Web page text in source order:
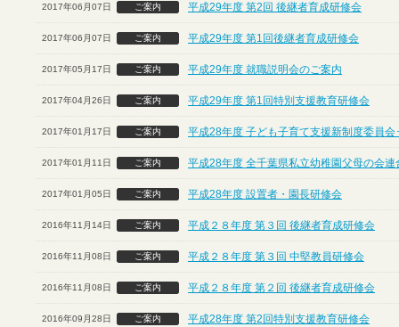
2017年06月07日 ご案内 平成29年度 第2回 後継者育成研修会
2017年06月07日 ご案内 平成29年度 第1回後継者育成研修会
2017年05月17日 ご案内 平成29年度 就職説明会のご案内
2017年04月26日 ご案内 平成29年度 第1回特別支援教育研修会
2017年01月17日 ご案内 平成28年度 子ども子育て支援新制度委員
2017年01月11日 ご案内 平成28年度 全千葉県私立幼稚園父母の会
2017年01月05日 ご案内 平成28年度 設置者・園長研修会
2016年11月14日 ご案内 平成２８年度 第３回 後継者育成研修会
2016年11月08日 ご案内 平成２８年度 第３回 中堅教員研修会
2016年11月08日 ご案内 平成２８年度 第２回 後継者育成研修会
2016年09月28日 ご案内 平成28年度 第2回特別支援教育研修会